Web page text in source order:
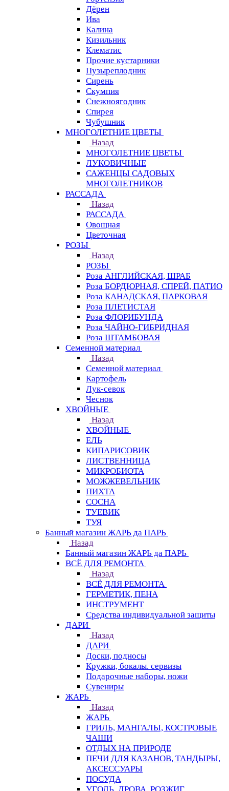
Дёрен
Ива
Калина
Кизильник
Клематис
Прочие кустарники
Пузыреплодник
Сирень
Скумпия
Снежноягодник
Спирея
Чубушник
МНОГОЛЕТНИЕ ЦВЕТЫ
Назад
МНОГОЛЕТНИЕ ЦВЕТЫ
ЛУКОВИЧНЫЕ
САЖЕНЦЫ САДОВЫХ
МНОГОЛЕТНИКОВ
РАССАДА
Назад
РАССАДА
Овощная
Цветочная
РОЗЫ
Назад
РОЗЫ
Роза АНГЛИЙСКАЯ, ШРАБ
Роза БОРДЮРНАЯ, СПРЕЙ, ПАТИО
Роза КАНАДСКАЯ, ПАРКОВАЯ
Роза ПЛЕТИСТАЯ
Роза ФЛОРИБУНДА
Роза ЧАЙНО-ГИБРИДНАЯ
Роза ШТАМБОВАЯ
Семенной материал
Назад
Семенной материал
Картофель
Лук-севок
Чеснок
ХВОЙНЫЕ
Назад
ХВОЙНЫЕ
ЕЛЬ
КИПАРИСОВИК
ЛИСТВЕННИЦА
МИКРОБИОТА
МОЖЖЕВЕЛЬНИК
ПИХТА
СОСНА
ТУЕВИК
ТУЯ
Банный магазин ЖАРЬ да ПАРЬ
Назад
Банный магазин ЖАРЬ да ПАРЬ
ВСЁ ДЛЯ РЕМОНТА
Назад
ВСЁ ДЛЯ РЕМОНТА
ГЕРМЕТИК, ПЕНА
ИНСТРУМЕНТ
Средства индивидуальной защиты
ДАРИ
Назад
ДАРИ
Доски, подносы
Кружки, бокалы. сервизы
Подарочные наборы, ножи
Сувениры
ЖАРЬ
Назад
ЖАРЬ
ГРИЛЬ, МАНГАЛЫ, КОСТРОВЫЕ
ЧАШИ
ОТДЫХ НА ПРИРОДЕ
ПЕЧИ ДЛЯ КАЗАНОВ, ТАНДЫРЫ,
АКСЕССУАРЫ
ПОСУДА